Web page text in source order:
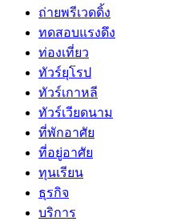
ถ่ายพรีเวดดิ้ง
ทดสอบแรงดึง
ท่องเที่ยว
ทัวร์ยุโรป
ทัวร์เกาหลี
ทัวร์เวียดนาม
ที่พักอาศัย
ที่อยู่อาศัย
ทุนเรียน
ธุรกิจ
บริการ